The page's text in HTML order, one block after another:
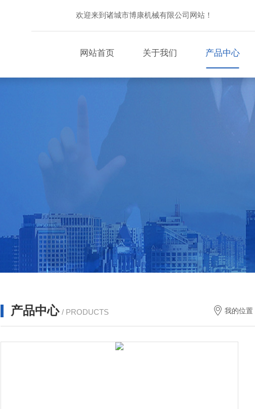
欢迎来到诸城市博康机械有限公司网站！
网站首页 关于我们 产品中心
产品中心 / PRODUCTS 我的位置